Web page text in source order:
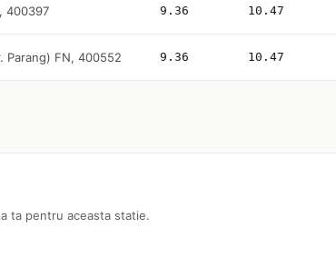
400397 9.36 10.47
Parang) FN, 400552 9.36 10.47
ta pentru aceasta statie.